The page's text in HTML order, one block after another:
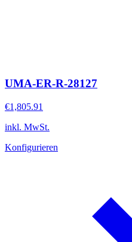
UMA-ER-R-28127
€1,805.91
inkl. MwSt.
Konfigurieren